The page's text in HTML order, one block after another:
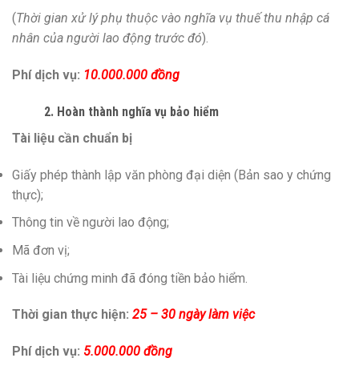
(Thời gian xử lý phụ thuộc vào nghĩa vụ thuế thu nhập cá
nhân của người lao động trước đó).
Phí dịch vụ: 10.000.000 đồng
2. Hoàn thành nghĩa vụ bảo hiểm
Tài liệu cần chuẩn bị
Giấy phép thành lập văn phòng đại diện (Bản sao y chứng
thực);
Thông tin về người lao động;
Mã đơn vị;
Tài liệu chứng minh đã đóng tiền bảo hiểm.
Thời gian thực hiện: 25 – 30 ngày làm việc
Phí dịch vụ: 5.000.000 đồng